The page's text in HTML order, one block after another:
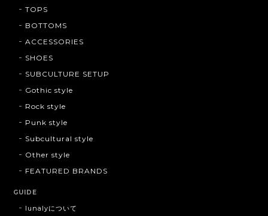
TOPS
BOTTOMS
ACCESSORIES
SHOES
SUBCULTURE SETUP
Gothic style
Rock style
Punk style
Subcultural style
Other style
FEATURED BRANDS
GUIDE
lunalyについて